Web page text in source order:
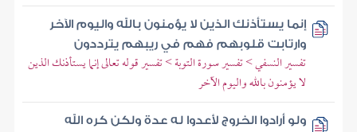
إنما يستأذنك الذين لا يؤمنون بالله واليوم الآخر
وارتابت قلوبهم فهم في ريبهم يترددون
تفسير النسفي > تفسير سورة التوبة > تفسير قوله تعالى إنما يستأذنك الذين
لا يؤمنون بالله واليوم الآخر
ولو أرادوا الخروج لأعدوا له عدة ولكن كره الله